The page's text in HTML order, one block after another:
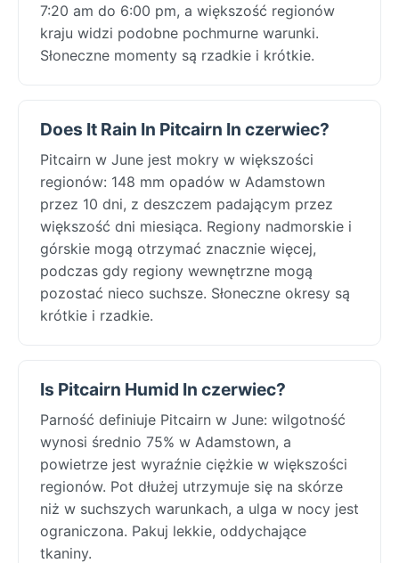
7:20 am do 6:00 pm, a większość regionów
kraju widzi podobne pochmurne warunki.
Słoneczne momenty są rzadkie i krótkie.
Does It Rain In Pitcairn In czerwiec?
Pitcairn w June jest mokry w większości
regionów: 148 mm opadów w Adamstown
przez 10 dni, z deszczem padającym przez
większość dni miesiąca. Regiony nadmorskie i
górskie mogą otrzymać znacznie więcej,
podczas gdy regiony wewnętrzne mogą
pozostać nieco suchsze. Słoneczne okresy są
krótkie i rzadkie.
Is Pitcairn Humid In czerwiec?
Parność definiuje Pitcairn w June: wilgotność
wynosi średnio 75% w Adamstown, a
powietrze jest wyraźnie ciężkie w większości
regionów. Pot dłużej utrzymuje się na skórze
niż w suchszych warunkach, a ulga w nocy jest
ograniczona. Pakuj lekkie, oddychające
tkaniny.